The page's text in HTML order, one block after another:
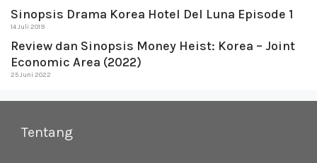
Sinopsis Drama Korea Hotel Del Luna Episode 1
14 Juli 2019
Review dan Sinopsis Money Heist: Korea – Joint
Economic Area (2022)
25 Juni 2022
Tentang